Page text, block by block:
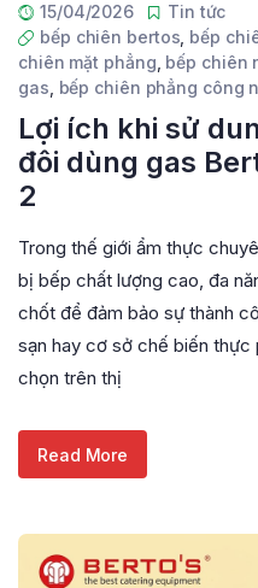
15/04/2026
Tin tức
bếp chiên bertos, bếp
chiên mặt phẳng, bếp chiên
gas, bếp chiên phẳng công
Lợi ích khi sử
đôi dùng gas
2
Trong thế giới ẩm thực
bị bếp chất lượng cao, đa
chốt để đảm bảo sự thành
sạn hay cơ sở chế biến thực
chọn trên thị
Read More